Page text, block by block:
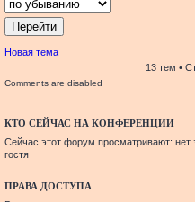
Новая тема
13 тем •
Comments are disabled
КТО СЕЙЧАС НА КОНФЕРЕНЦИИ
Сейчас этот форум просматривают: нет
гостя
ПРАВА ДОСТУПА